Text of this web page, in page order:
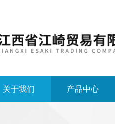
关于我们 产品中心